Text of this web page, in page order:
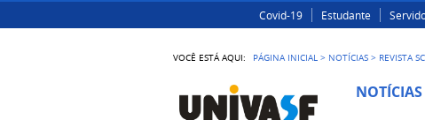
Covid-19 Estudante
VOCÊ ESTÁ AQUI: PÁGINA INICIAL > NOTÍCIAS > REVISTA
NOTÍCIAS